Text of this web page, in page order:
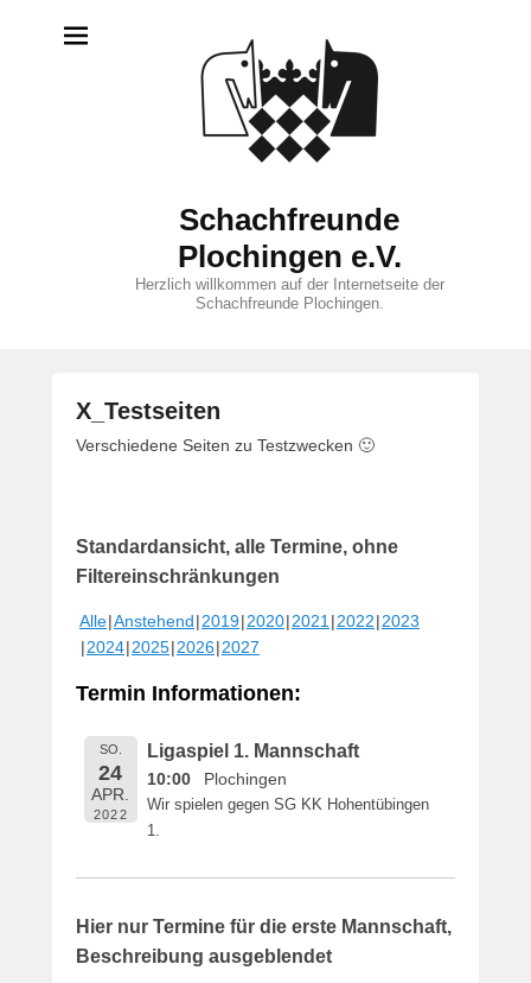
Schachfreunde
Plochingen e.V.
Herzlich willkommen auf der Internetseite der
Schachfreunde Plochingen.
X_Testseiten
V
f
f
n
.
a
Verschiedene Seiten zu Testzwecken 🙂
Standardansicht, alle Termine, ohne
Filtereinschränkungen
Alle Anstehend 2019 2020 2021 2022 2023
2024 2025 2026 2027
Termin Informationen:
SO.
24
APR.
2022
Ligaspiel 1. Mannschaft
10:00 Plochingen
Wir spielen gegen SG KK Hohentübingen
1.
Hier nur Termine für die erste Mannschaft,
Beschreibung ausgeblendet